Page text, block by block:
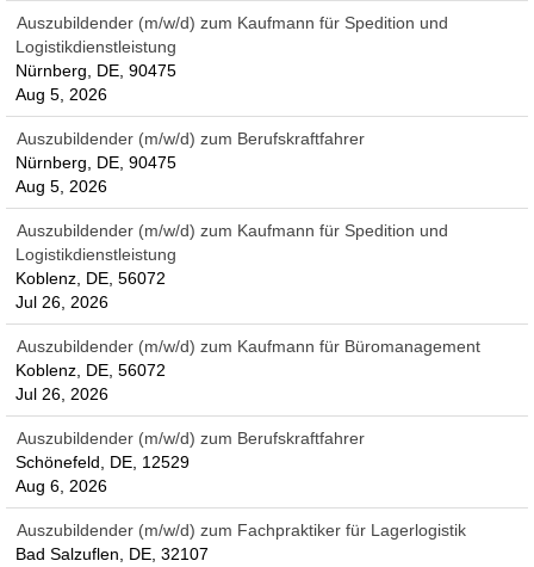
Auszubildender (m/w/d) zum Kaufmann für Spedition und
Logistikdienstleistung
Nürnberg, DE, 90475
Aug 5, 2026
Auszubildender (m/w/d) zum Berufskraftfahrer
Nürnberg, DE, 90475
Aug 5, 2026
Auszubildender (m/w/d) zum Kaufmann für Spedition und
Logistikdienstleistung
Koblenz, DE, 56072
Jul 26, 2026
Auszubildender (m/w/d) zum Kaufmann für Büromanagement
Koblenz, DE, 56072
Jul 26, 2026
Auszubildender (m/w/d) zum Berufskraftfahrer
Schönefeld, DE, 12529
Aug 6, 2026
Auszubildender (m/w/d) zum Fachpraktiker für Lagerlogistik
Bad Salzuflen, DE, 32107